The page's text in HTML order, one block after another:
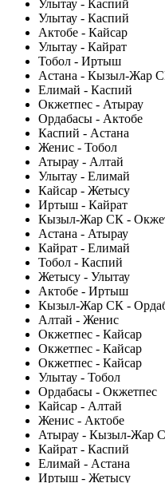
Улытау - Каспий
Улытау - Каспий
Актобе - Кайсар
Улытау - Кайрат
Тобол - Иртыш
Астана - Кызыл-Жар
Елимай - Каспий
Окжетпес - Атырау
Ордабасы - Актобе
Каспий - Астана
Женис - Тобол
Атырау - Алтай
Улытау - Елимай
Кайсар - Жетысу
Иртыш - Кайрат
Кызыл-Жар СК -
Астана - Атырау
Кайрат - Елимай
Тобол - Каспий
Жетысу - Улытау
Актобе - Иртыш
Кызыл-Жар СК -
Алтай - Женис
Окжетпес - Кайсар
Окжетпес - Кайсар
Окжетпес - Кайсар
Улытау - Тобол
Ордабасы - Окжетпес
Кайсар - Алтай
Женис - Актобе
Атырау - Кызыл-Жар
Кайрат - Каспий
Елимай - Астана
Иртыш - Жетысу